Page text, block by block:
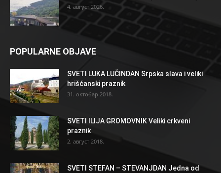
4. август 2026.
POPULARNE OBJAVE
SVETI LUKA LUČINDAN Srpska slava i veliki
hrišćanski praznik
31. октобар 2018.
SVETI ILIJA GROMOVNIK Veliki crkveni
praznik
2. август 2018.
SVETI STEFAN – STEVANJDAN Jedna od